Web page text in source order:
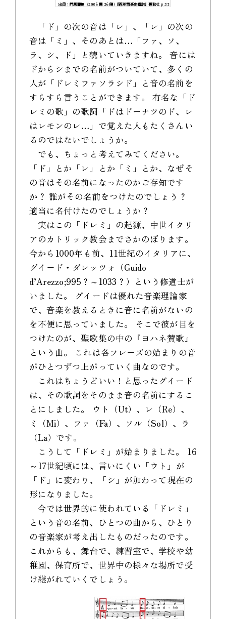
「ド」の次の音は「レ」、「レ」の次の
音は「ミ」、そのあとは…「ファ、ソ、
ラ、シ、ド」と続いていきますね。 音には
ドからシまでの名前がついていて、多くの
人が「ドレミファソラシド」と音の名前を
すらすら言うことができます。 有名な「ド
レミの歌」の歌詞「ドはドーナツのド、レ
はレモンのレ…」で覚えた人もたくさんい
るのではないでしょうか。
でも、ちょっと考えてみてください。
「ド」とか「レ」とか「ミ」とか、なぜそ
の音はその名前になったのかご存知です
か？ 誰がその名前をつけたのでしょう？
適当に名付けたのでしょうか？
実はこの「ドレミ」の起源、中世イタリ
アのカトリック教会までさかのぼります。
今から1000年も前、11世紀のイタリアに、
グイード・ダレッツォ（Guido
d’Arezzo;995？～1033？）という修道士が
いました。 グイードは優れた音楽理論家
で、音楽を教えるときに音に名前がないの
を不便に思っていました。 そこで彼が目を
つけたのが、聖歌集の中の『ヨハネ賛歌』
という曲。 これは各フレーズの始まりの音
がひとつずつ上がっていく曲なのです。
これはちょうどいい！と思ったグイード
は、その歌詞をそのまま音の名前にするこ
とにしました。 ウト（Ut）、レ（Re）、
ミ（Mi）、ファ（Fa）、ソル（Sol）、ラ
（La）です。
こうして「ドレミ」が始まりました。 16
～17世紀頃には、言いにくい「ウト」が
「ド」に変わり、「シ」が加わって現在の
形になりました。
今では世界的に使われている「ドレミ」
という音の名前、ひとつの曲から、ひとり
の音楽家が考え出したものだったのです。
これからも、舞台で、練習室で、学校や幼
稚園、保育所で、世界中の様々な場所で受
け継がれていくでしょう。